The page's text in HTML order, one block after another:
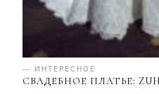
— ИНТЕРЕСНОЕ
СВАДЕБНОЕ ПЛАТЬЕ: